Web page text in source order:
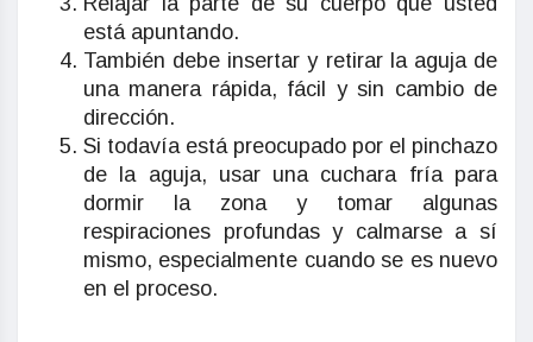
está apuntando.
También debe insertar y retirar la aguja de
una manera rápida, fácil y sin cambio de
dirección.
Si todavía está preocupado por el pinchazo
de la aguja, usar una cuchara fría para
dormir la zona y tomar algunas
respiraciones profundas y calmarse a sí
mismo, especialmente cuando se es nuevo
en el proceso.